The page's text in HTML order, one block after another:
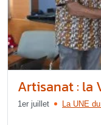
Artisanat : la
1er juillet La UNE